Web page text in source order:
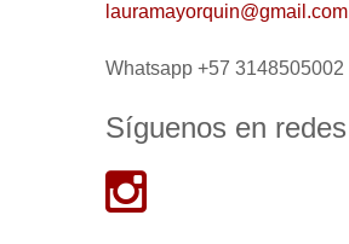
lauramayorquin@gmail.com
Whatsapp +57 3148505002
Síguenos en redes